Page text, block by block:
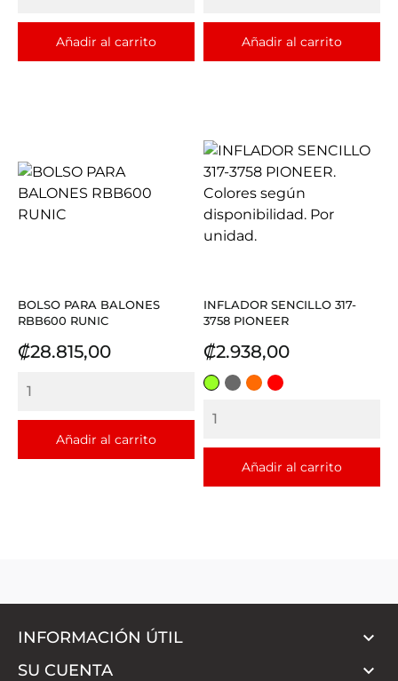
Añadir al carrito Añadir al carrito
BOLSO PARA BALONES
RBB600 RUNIC
Precio
₡28.815,00
Añadir al carrito
INFLADOR SENCILLO 317-
3758 PIONEER
Precio
₡2.938,00
VERDE
GRISNARANJA
ROJO
Añadir al carrito
INFORMACIÓN ÚTIL 
SU CUENTA 